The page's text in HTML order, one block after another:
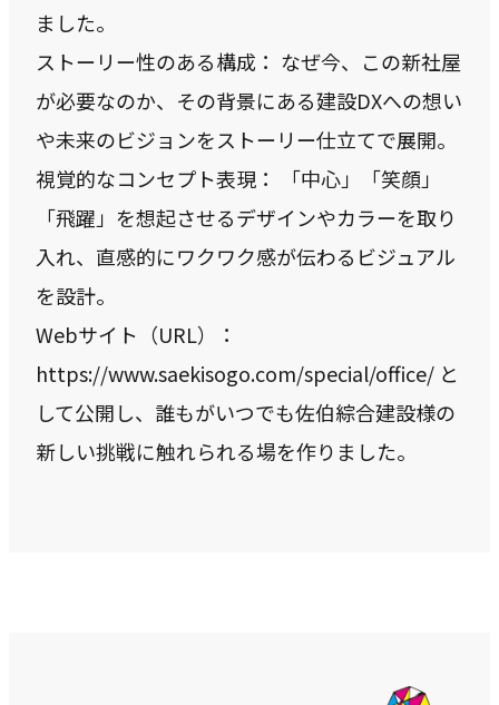
ました。
ストーリー性のある構成： なぜ今、この新社屋
が必要なのか、その背景にある建設DXへの想い
や未来のビジョンをストーリー仕立てで展開。
視覚的なコンセプト表現： 「中心」「笑顔」
「飛躍」を想起させるデザインやカラーを取り
入れ、直感的にワクワク感が伝わるビジュアル
を設計。
Webサイト（URL）：
https://www.saekisogo.com/special/office/ と
して公開し、誰もがいつでも佐伯綜合建設様の
新しい挑戦に触れられる場を作りました。